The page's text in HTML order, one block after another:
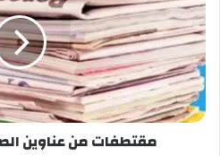
الوجود القانوني لوسائل
تعسفية تنتهك حرية
المصدر – Dakaractu
شارك هذا الموضوع:
مقتطفات من عناوين